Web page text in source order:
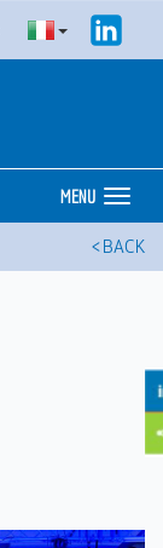
MENU
< BACK